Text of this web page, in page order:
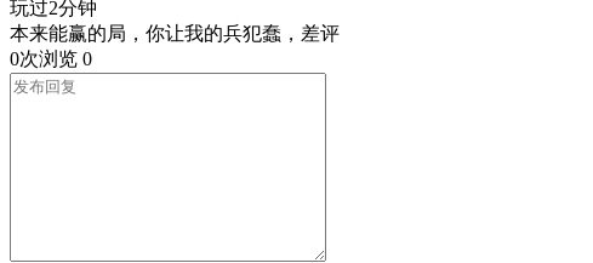
玩过2分钟
本来能赢的局，你让我的兵犯蠢，差评
0次浏览 0